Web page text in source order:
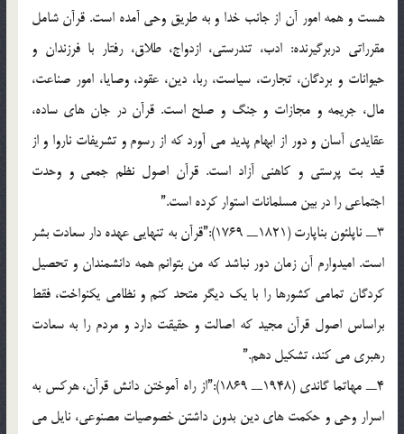
هست و همه امور آن از جانب خدا و به طريق وحي آمده است. قرآن شامل
مقرراتي دربرگيرنده: ادب، تندرستي، ازدواج، طلاق، رفتار با فرزندان و
حيوانات و بردگان، تجارت، سياست، ربا، دين، عقود، وصايا، امور صناعت،
مال، جريمه و مجازات و جنگ و صلح است. قرآن در جان هاي ساده،
عقايدي آسان و دور از ابهام پديد مي آورد که از رسوم و تشريفات ناروا و از
قيد بت پرستي و کاهني آزاد است. قرآن اصول نظم جمعي و وحدت
اجتماعي را در بين مسلمانات استوار کرده است.”
3ــ ناپلئون بناپارت (1821ــ 1769):”قرآن به تنهايي عهده دار سعادت بشر
است. اميدوارم آن زمان دور نباشد که من بتوانم همه دانشمندان و تحصيل
کردگان تمامي کشورها را با يک ديگر متحد کنم و نظامي يکنواخت، فقط
براساس اصول قرآن مجيد که اصالت و حقيقت دارد و مردم را به سعادت
رهبري مي کند، تشکيل دهم.”
4ــ مهاتما گاندي (1948ــ 1869):”از راه آموختن دانش قرآن، هرکس به
اسرار وحي و حکمت هاي دين بدون داشتن خصوصيات مصنوعي، نايل مي